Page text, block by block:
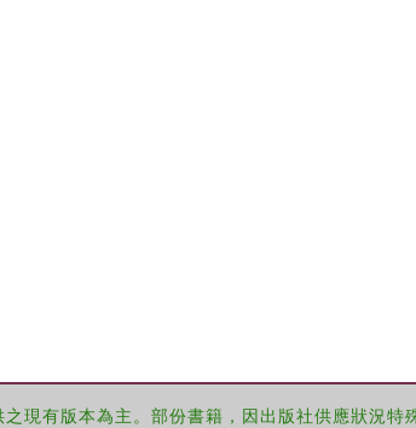
有版本為主。部份書籍，因出版社供應狀況特